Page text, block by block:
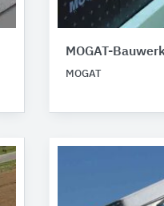
MOGAT-
MOGAT